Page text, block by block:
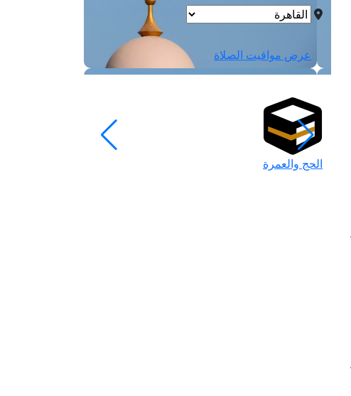
عرض مواقيت الصلاة
الحج والعمرة